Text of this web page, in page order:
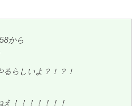
から
るらしいよ？！？！
え！！！！！！！